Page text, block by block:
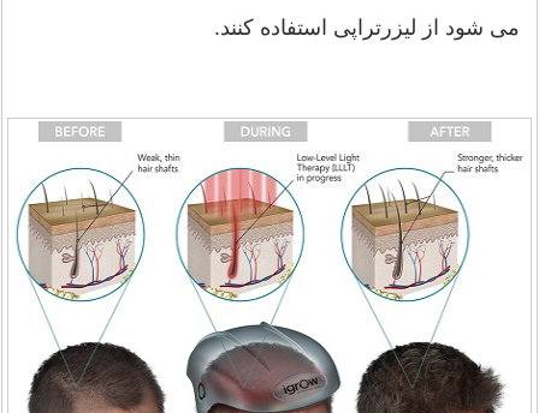
می شود از لیزرتراپی استفاده کنند.